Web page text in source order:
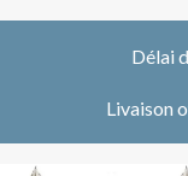
Délai
Livaison